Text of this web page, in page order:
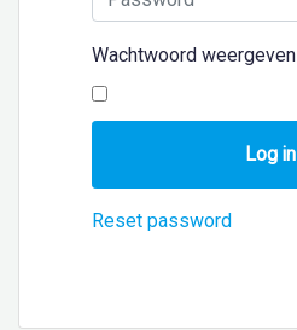
Wachtwoord weergeven
Log in
Reset password